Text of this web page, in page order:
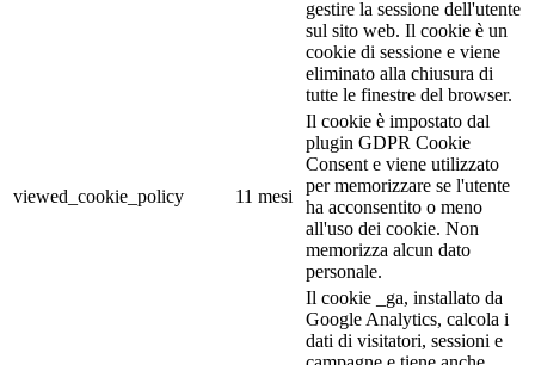
gestire la sessione dell'utente
sul sito web. Il cookie è un
cookie di sessione e viene
eliminato alla chiusura di
tutte le finestre del browser.
viewed_cookie_policy 11 mesi
Il cookie è impostato dal
plugin GDPR Cookie
Consent e viene utilizzato
per memorizzare se l'utente
ha acconsentito o meno
all'uso dei cookie. Non
memorizza alcun dato
personale.
Il cookie _ga, installato da
Google Analytics, calcola i
dati di visitatori, sessioni e